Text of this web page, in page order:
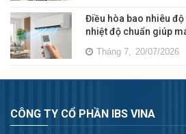
Điều hòa bao nhiêu
nhiệt độ chuẩn giúp
Tháng 7, 20/07/2026
CÔNG TY CỔ PHẦN IBS VINA